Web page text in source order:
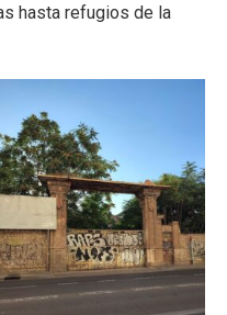
hasta refugios de la